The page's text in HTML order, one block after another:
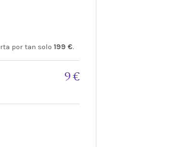
por tan solo 199 €.
9 €